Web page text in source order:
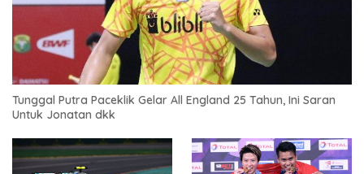
Tunggal Putra Paceklik Gelar All England 25 Tahun, Ini Saran
Untuk Jonatan dkk